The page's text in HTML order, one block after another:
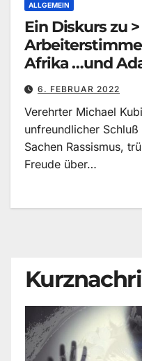
ALLGEMEIN
Ein Diskurs zu
Arbeiterstimme
Afrika …und
6. FEBRUAR 2022
Verehrter Michael
unfreundlicher
Sachen Rassismus,
Freude über…